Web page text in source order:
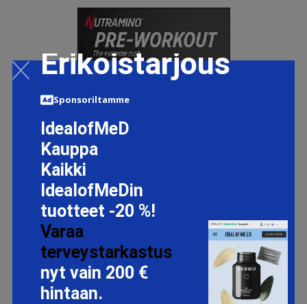
12 X NUTRAMINO PWO SHOT, 60 ML
Erikoistarjous
Sponsoriltamme
IdealofMeD
Kauppa
Kaikki
IdealofMeDin
tuotteet -20 %!
Varaa
terveystarkastus
nyt vain 200 €
hintaan.